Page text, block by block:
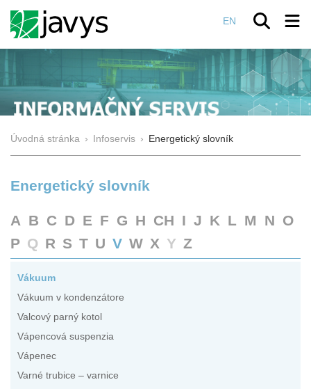
EN
Úvodná stránka › Infoservis › Energetický slovník
Energetický slovník
A B C D E F G H CH I J K L M N O
P Q R S T U V W X Y Z
Vákuum
Vákuum v kondenzátore
Valcový parný kotol
Vápencová suspenzia
Vápenec
Varné trubice – varnice